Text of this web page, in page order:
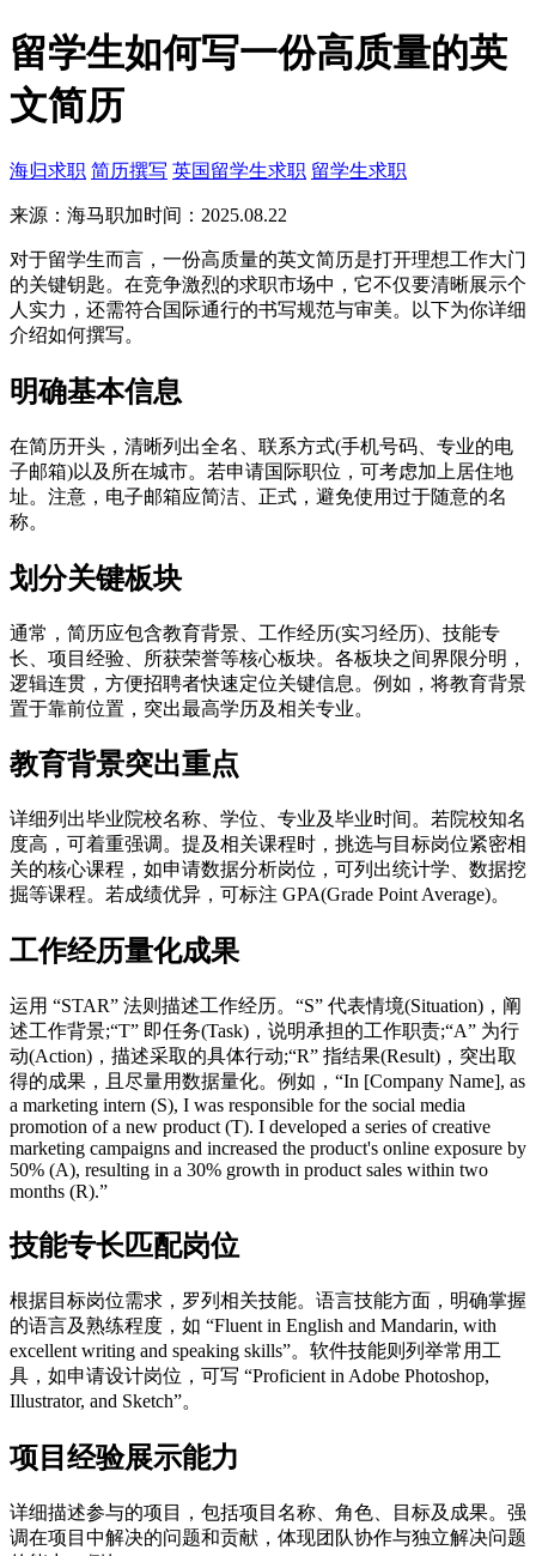
留学生如何写一份高质量的英
文简历
海归求职 简历撰写 英国留学生求职 留学生求职
来源：海马职加时间：2025.08.22
对于留学生而言，一份高质量的英文简历是打开理想工作大门
的关键钥匙。在竞争激烈的求职市场中，它不仅要清晰展示个
人实力，还需符合国际通行的书写规范与审美。以下为你详细
介绍如何撰写。
明确基本信息
在简历开头，清晰列出全名、联系方式(手机号码、专业的电
子邮箱)以及所在城市。若申请国际职位，可考虑加上居住地
址。注意，电子邮箱应简洁、正式，避免使用过于随意的名
称。
划分关键板块
通常，简历应包含教育背景、工作经历(实习经历)、技能专
长、项目经验、所获荣誉等核心板块。各板块之间界限分明，
逻辑连贯，方便招聘者快速定位关键信息。例如，将教育背景
置于靠前位置，突出最高学历及相关专业。
教育背景突出重点
详细列出毕业院校名称、学位、专业及毕业时间。若院校知名
度高，可着重强调。提及相关课程时，挑选与目标岗位紧密相
关的核心课程，如申请数据分析岗位，可列出统计学、数据挖
掘等课程。若成绩优异，可标注 GPA(Grade Point Average)。
工作经历量化成果
运用 “STAR” 法则描述工作经历。“S” 代表情境(Situation)，阐
述工作背景;“T” 即任务(Task)，说明承担的工作职责;“A” 为行
动(Action)，描述采取的具体行动;“R” 指结果(Result)，突出取
得的成果，且尽量用数据量化。例如，“In [Company Name], as
a marketing intern (S), I was responsible for the social media
promotion of a new product (T). I developed a series of creative
marketing campaigns and increased the product's online exposure by
50% (A), resulting in a 30% growth in product sales within two
months (R).”
技能专长匹配岗位
根据目标岗位需求，罗列相关技能。语言技能方面，明确掌握
的语言及熟练程度，如 “Fluent in English and Mandarin, with
excellent writing and speaking skills”。软件技能则列举常用工
具，如申请设计岗位，可写 “Proficient in Adobe Photoshop,
Illustrator, and Sketch”。
项目经验展示能力
详细描述参与的项目，包括项目名称、角色、目标及成果。强
调在项目中解决的问题和贡献，体现团队协作与独立解决问题